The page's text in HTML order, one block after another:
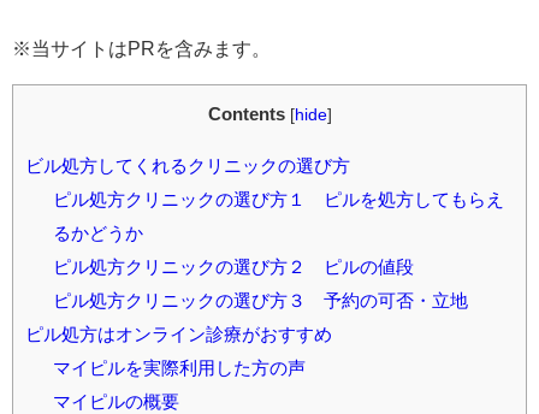
※当サイトはPRを含みます。
Contents [hide]
ビル処方してくれるクリニックの選び方
ピル処方クリニックの選び方１ ピルを処方してもらえ
るかどうか
ピル処方クリニックの選び方２ ピルの値段
ピル処方クリニックの選び方３ 予約の可否・立地
ピル処方はオンライン診療がおすすめ
マイピルを実際利用した方の声
マイピルの概要